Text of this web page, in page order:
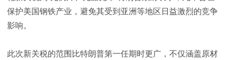
保护美国钢铁产业，避免其受到亚洲等地区日益激烈的竞争
影响。
此次新关税的范围比特朗普第一任期时更广，不仅涵盖原材